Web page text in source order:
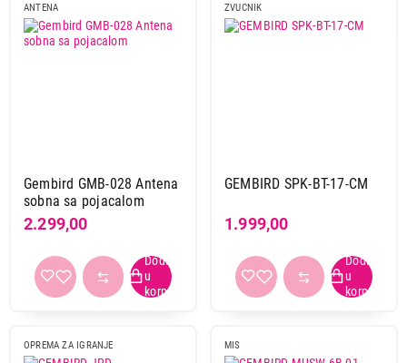
ANTENA
Gembird GMB-028 Antena
sobna sa pojacalom
2.299,00
ZVUCNIK
GEMBIRD SPK-BT-17-CM
1.999,00
OPREMA ZA IGRANJE MIS